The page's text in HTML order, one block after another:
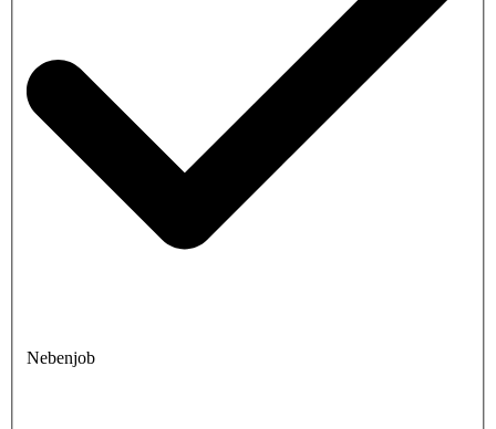
Nebenjob